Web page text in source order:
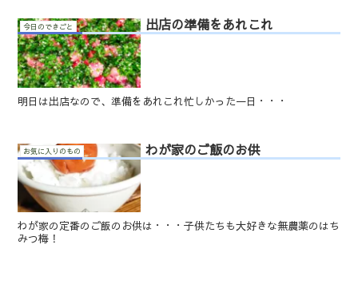
今日のできごと 出店の準備をあれこれ
明日は出店なので、準備をあれこれ忙しかった一日・・・
お気に入りのもの わが家のご飯のお供
わが家の定番のご飯のお供は・・・子供たちも大好きな無農薬のはち
みつ梅！